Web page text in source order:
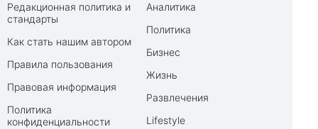
Редакционная политика и
стандарты
Как стать нашим автором
Правила пользования
Правовая информация
Политика
конфиденциальности
Аналитика
Политика
Бизнес
Жизнь
Развлечения
Lifestyle